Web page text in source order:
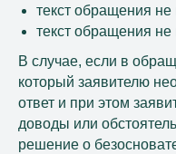
текст обращения
текст обращения не
В случае, если в
который заявителю
ответ и при этом
доводы или
решение о